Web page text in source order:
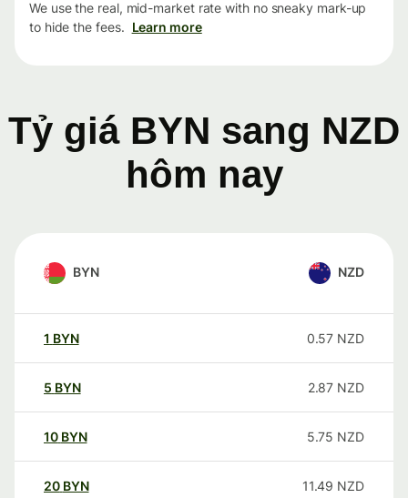
We use the real, mid-market rate with no sneaky mark-up
to hide the fees. Learn more
Tỷ giá BYN sang NZD
hôm nay
BYN NZD
1 BYN 0.57 NZD
5 BYN 2.87 NZD
10 BYN 5.75 NZD
20 BYN 11.49 NZD